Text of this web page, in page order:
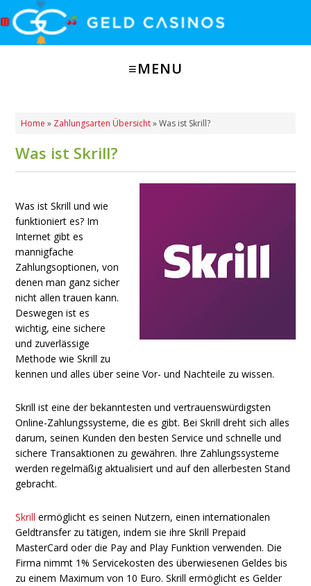
Home » Zahlungsarten Übersicht»Was ist Skrill?
Was ist Skrill?
Was ist Skrill und wie
funktioniert es? Im
Internet gibt es
mannigfache
Zahlungsoptionen, von
denen man ganz sicher
nicht allen trauen kann.
Deswegen ist es
wichtig, eine sichere
und zuverlässige
Methode wie Skrill zu
kennen und alles über seine Vor- und Nachteile zu wissen.
Skrill ist eine der bekanntesten und vertrauenswürdigsten
Online-Zahlungssysteme, die es gibt. Bei Skrill dreht sich alles
darum, seinen Kunden den besten Service und schnelle und
sichere Transaktionen zu gewähren. Ihre Zahlungssysteme
werden regelmäßig aktualisiert und auf den allerbesten Stand
gebracht.
Skrill ermöglicht es seinen Nutzern, einen internationalen
Geldtransfer zu tätigen, indem sie ihre Skrill Prepaid
MasterCard oder die Pay and Play Funktion verwenden. Die
Firma nimmt 1% Servicekosten des überwiesenen Geldes bis
zu einem Maximum von 10 Euro. Skrill ermöglicht es Gelder